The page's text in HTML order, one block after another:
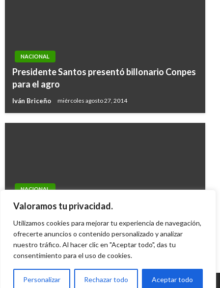
Valoramos tu privacidad.
Utilizamos cookies para mejorar tu experiencia de navegación,
ofrecerte anuncios o contenido personalizado y analizar
nuestro tráfico. Al hacer clic en "Aceptar todo", das tu
consentimiento para el uso de cookies.
Personalizar Rechazar todo Aceptar todo
NACIONAL
Presidente Santos presentó billonario Conpes
para el agro
Iván Briceño miércoles agosto 27, 2014
NACIONAL
Concejal de Bucaramanga fue sorprendido
Ariel Cabrera miércoles julio 18, 2012